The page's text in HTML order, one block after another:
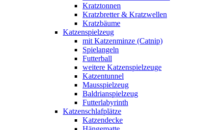
Kratztonnen
Kratzbretter & Kratzwellen
Kratzbäume
Katzenspielzeug
mit Katzenminze (Catnip)
Spielangeln
Futterball
weitere Katzenspielzeuge
Katzentunnel
Mausspielzeug
Baldrianspielzeug
Futterlabyrinth
Katzenschlafplätze
Katzendecke